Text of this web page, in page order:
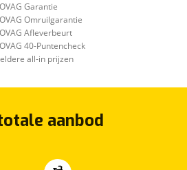
Garantie
Omruilgarantie
Afleverbeurt
40-Puntencheck
all-in prijzen
aanbod